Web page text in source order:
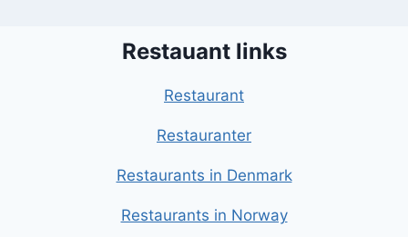
Restauant links
Restaurant
Restauranter
Restaurants in Denmark
Restaurants in Norway